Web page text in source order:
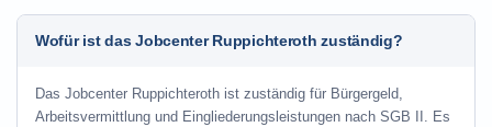
Wofür ist das Jobcenter Ruppichteroth zuständig?
Das Jobcenter Ruppichteroth ist zuständig für Bürgergeld,
Arbeitsvermittlung und Eingliederungsleistungen nach SGB II. Es